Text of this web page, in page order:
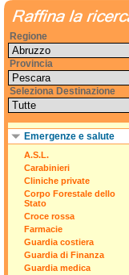
Regione
Provincia
Seleziona Destinazione
Emergenze e salute
A.S.L.
Carabinieri
Cliniche private
Corpo Forestale dello
Stato
Croce rossa
Farmacie
Guardia costiera
Guardia di Finanza
Guardia medica